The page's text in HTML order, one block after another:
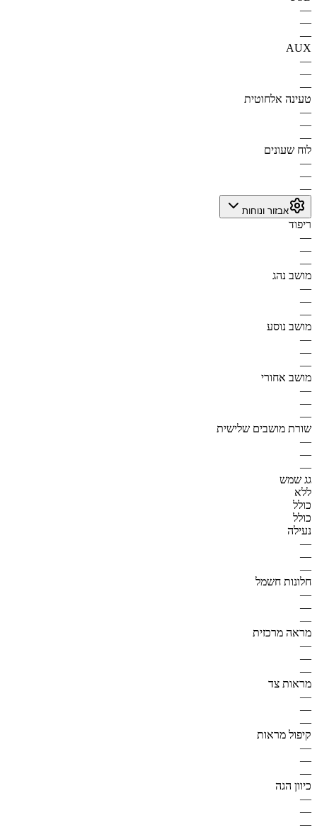
—
—
—
AUX
—
—
—
טעינה אלחוטית
—
—
—
לוח שעונים
—
—
—
אבזור ונוחות
ריפוד
—
—
—
מושב נהג
—
—
—
מושב נוסע
—
—
—
מושב אחורי
—
—
—
שורת מושבים שלישית
—
—
—
גג שמש
ללא
כולל
כולל
נעילה
—
—
—
חלונות חשמל
—
—
—
מראה מרכזית
—
—
—
מראות צד
—
—
—
קיפול מראות
—
—
—
כיוון הגה
—
—
—